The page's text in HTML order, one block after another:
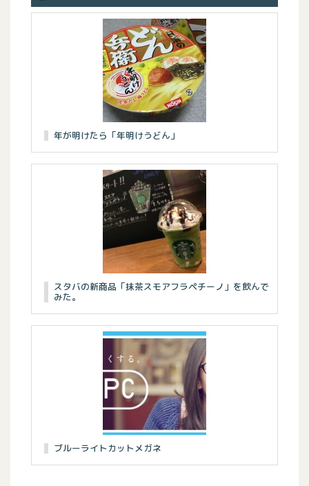
年が明けたら「年明けうどん」
スタバの新商品「抹茶スモアフラペチーノ」を飲んで
みた。
ブルーライトカットメガネ